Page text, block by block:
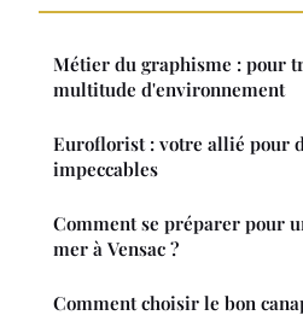
Métier du graphisme : pour
multitude d'environnement
Euroflorist : votre allié pour
impeccables
Comment se préparer pour
mer à Vensac ?
Comment choisir le bon